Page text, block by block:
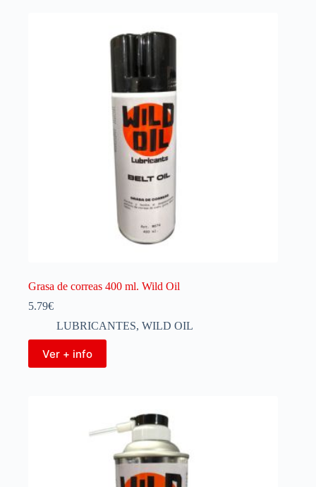
Grasa de correas 400 ml. Wild Oil
5.79€
LUBRICANTES, WILD OIL
Ver + info